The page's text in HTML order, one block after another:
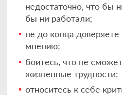
недостаточно, что бы
бы ни работали;
не до конца
мнению;
боитесь, что не
жизненные трудности;
относитесь к себе